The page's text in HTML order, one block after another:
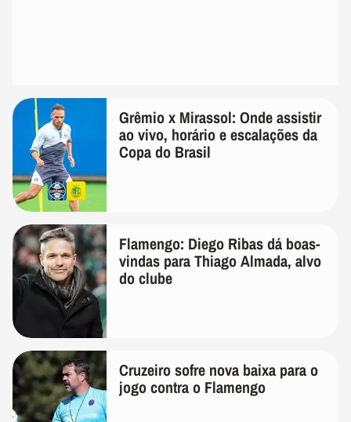
Grêmio x Mirassol: Onde assistir
ao vivo, horário e escalações da
Copa do Brasil
Flamengo: Diego Ribas dá boas-
vindas para Thiago Almada, alvo
do clube
Cruzeiro sofre nova baixa para o
jogo contra o Flamengo